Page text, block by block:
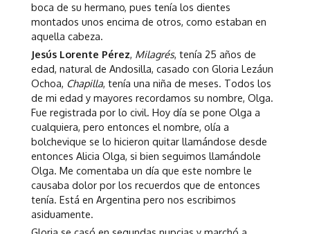
boca de su hermano, pues tenía los dientes
montados unos encima de otros, como estaban en
aquella cabeza.
Jesús Lorente Pérez, Milagrés, tenía 25 años de
edad, natural de Andosilla, casado con Gloria Lezáun
Ochoa, Chapilla, tenía una niña de meses. Todos los
de mi edad y mayores recordamos su nombre, Olga.
Fue registrada por lo civil. Hoy día se pone Olga a
cualquiera, pero entonces el nombre, olía a
bolchevique se lo hicieron quitar llamándose desde
entonces Alicia Olga, si bien seguimos llamándole
Olga. Me comentaba un día que este nombre le
causaba dolor por los recuerdos que de entonces
tenía. Está en Argentina pero nos escribimos
asiduamente.